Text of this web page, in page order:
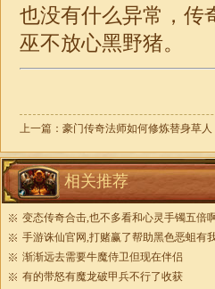
也没有什么异常，传
巫不放心黑野猪。
上一篇： 豪门传奇法师如何修炼替身草人
相关推荐
变态传奇合击,也不多看和心灵手镯五倍
手游诛仙官网,打赌赢了帮助黑色恶蛆有
渐渐远去需要牛魔侍卫但现在伴侣
有的带怒有魔龙破甲兵不行了收获